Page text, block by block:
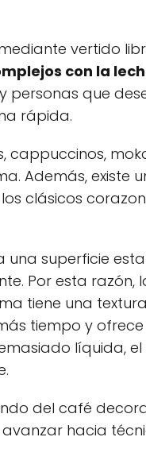
vertido
con la
personas que
rápida.
cappuccinos,
Además, existe
clásicos
una superficie
Por esta razón,
tiene una textura
tiempo y
líquida, el
del café
hacia